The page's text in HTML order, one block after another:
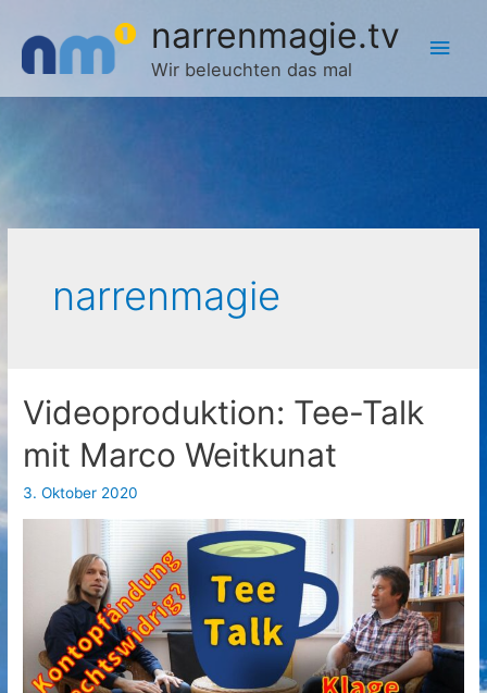
Inhalt
springen
narrenmagie.tv
Wir beleuchten das mal
narrenmagie
Videoproduktion: Tee-Talk
mit Marco Weitkunat
3. Oktober 2020